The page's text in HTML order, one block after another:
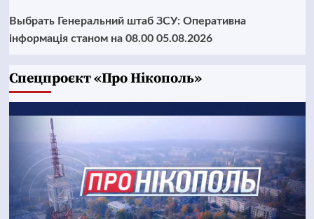
Выбрать Генеральний штаб ЗСУ: Оперативна
інформація станом на 08.00 05.08.2026
Cпецпроєкт «Про Нікополь»